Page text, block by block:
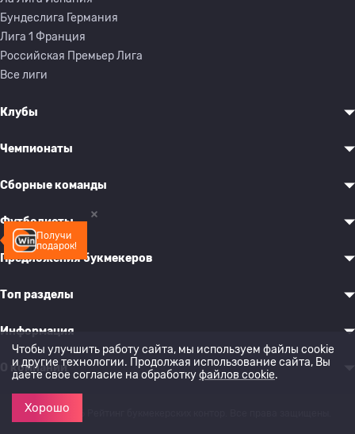
Получи
подарок!
Бундеслига Германия
Лига 1 Франция
Российская Премьер Лига
Все лиги
Клубы
Чемпионаты
Сборные команды
Футболисты
Предложения букмекеров
Топ разделы
Информация
О компании
© 2022-2026 Рейтинг букмекерских контор. Все права защищены.
Чтобы улучшить работу сайта, мы используем файлы cookie
и другие технологии. Продолжая использование сайта, Вы
даете свое согласие на обработкуфайлов cookie.
Хорошо